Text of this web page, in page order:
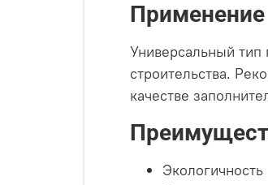
Применение
Универсальный
строительства.
качестве
Экологичность